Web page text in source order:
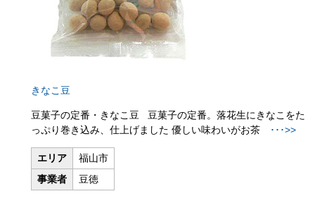
きなこ豆
豆菓子の定番・きなこ豆 豆菓子の定番。落花生にきなこをた
っぷり巻き込み、仕上げました 優しい味わいがお茶
･･･>>
エリア
福山市
事業者
豆徳